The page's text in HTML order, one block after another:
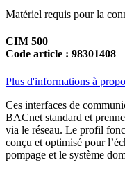
Matériel requis pour la
CIM 500
Code article : 98301408
Plus d'informations à
Ces interfaces de
BACnet standard et
via le réseau. Le profil
conçu et optimisé pour
pompage et le système